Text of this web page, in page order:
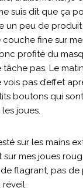
suis dit que ça
un peu de
couche fine sur
profité du
tâche pas. Le
vois pas d’effet
boutons qui
les joues.
sur les mains
mes joues
flagrant, pas